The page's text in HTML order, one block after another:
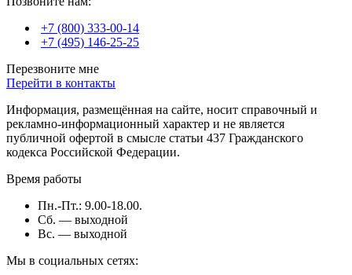
+7 (800) 333-00-14
+7 (495) 146-25-25
Перезвоните мне
Перейти в контакты
Информация, размещённая на сайте, носит справочный и
рекламно-информационный характер и не является
публичной офертой в смысле статьи 437 Гражданского
кодекса Российской Федерации.
Время работы
Пн.-Пт.: 9.00-18.00.
Сб. — выходной
Вс. — выходной
Мы в социальных сетях: